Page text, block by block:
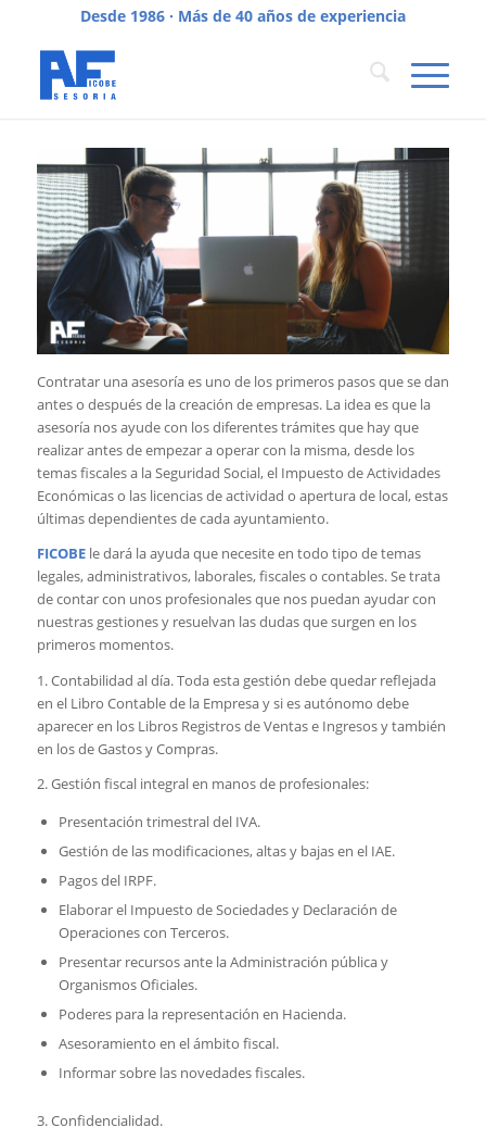
Desde 1986 · Más de 40 años de experiencia
Contratar una asesoría es uno de los primeros pasos que se dan
antes o después de la creación de empresas. La idea es que la
asesoría nos ayude con los diferentes trámites que hay que
realizar antes de empezar a operar con la misma, desde los
temas fiscales a la Seguridad Social, el Impuesto de Actividades
Económicas o las licencias de actividad o apertura de local, estas
últimas dependientes de cada ayuntamiento.
FICOBEle dará la ayuda que necesite en todo tipo de temas
legales, administrativos, laborales, fiscales o contables. Se trata
de contar con unos profesionales que nos puedan ayudar con
nuestras gestiones y resuelvan las dudas que surgen en los
primeros momentos.
1. Contabilidad al día. Toda esta gestión debe quedar reflejada
en el Libro Contable de la Empresa y si es autónomo debe
aparecer en los Libros Registros de Ventas e Ingresos y también
en los de Gastos y Compras.
2. Gestión fiscal integral en manos de profesionales:
Presentación trimestral del IVA.
Gestión de las modificaciones, altas y bajas en el IAE.
Pagos del IRPF.
Elaborar el Impuesto de Sociedades y Declaración de
Operaciones con Terceros.
Presentar recursos ante la Administración pública y
Organismos Oficiales.
Poderes para la representación en Hacienda.
Asesoramiento en el ámbito fiscal.
Informar sobre las novedades fiscales.
3. Confidencialidad.